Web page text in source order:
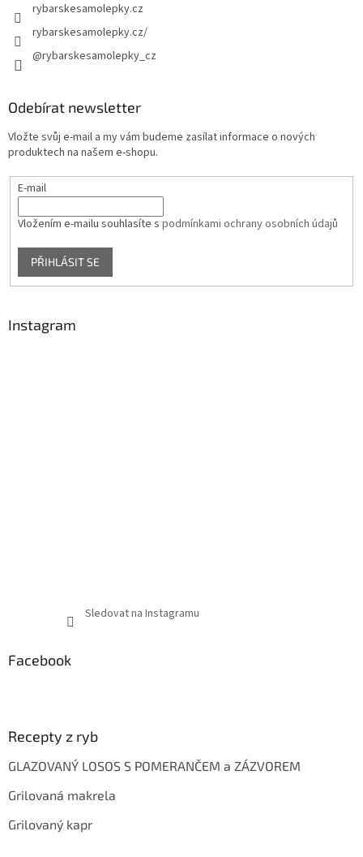
rybarskesamolepky.cz
rybarskesamolepky.cz/
@rybarskesamolepky_cz
Odebírat newsletter
Vložte svůj e-mail a my vám budeme zasílat informace o nových
produktech na našem e-shopu.
E-mail
Vložením e-mailu souhlasíte s podmínkami ochrany osobních údajů
PŘIHLÁSIT SE
Instagram
Sledovat na Instagramu
Facebook
Recepty z ryb
GLAZOVANÝ LOSOS S POMERANČEM a ZÁZVOREM
Grilovaná makrela
Grilovaný kapr